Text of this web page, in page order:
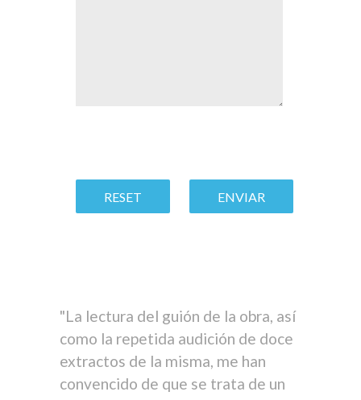
"La lectura del guión de la obra, así
como la repetida audición de doce
extractos de la misma, me han
convencido de que se trata de un